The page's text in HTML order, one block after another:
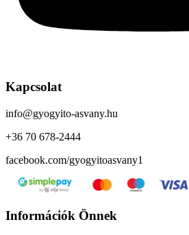
Kapcsolat
info@gyogyito-asvany.hu
+36 70 678-2444
facebook.com/gyogyitoasvany1
Információk Önnek